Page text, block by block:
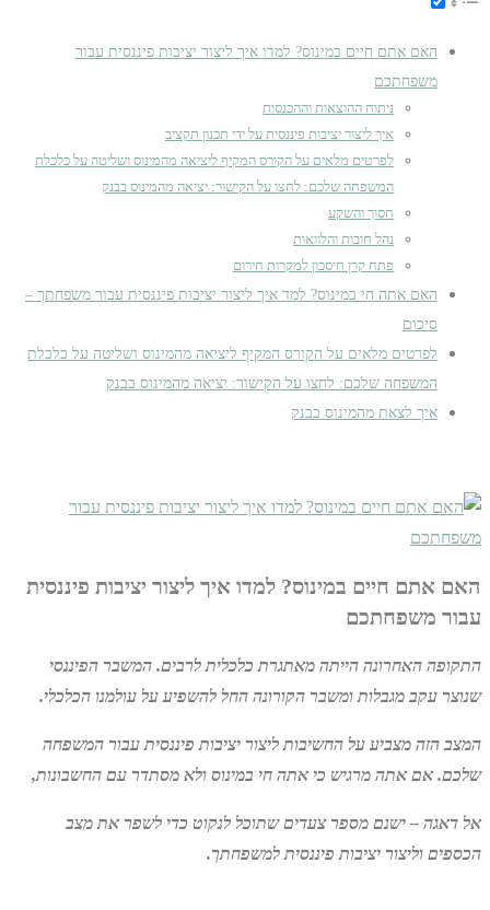
האם אתם חיים במינוס? למדו איך ליצור יציבות פיננסית עבור
משפחתכם
ניתוח ההוצאות וההכנסות
איך ליצור יציבות פיננסית על ידי תכנון תקציב
לפרטים מלאים על הקורס המקיף ליציאה מהמינוס ושליטה על כלכלת
המשפחה שלכם: לחצו על הקישור: יציאה מהמינוס בבנק
חסוך והשקע
נהל חובות והלוואות
פתח קרן חיסכון למקרות חירום
האם אתה חי במינוס? למד איך ליצור יציבות פיננסית עבור משפחתך –
סיכום
לפרטים מלאים על הקורס המקיף ליציאה מהמינוס ושליטה על כלכלת
המשפחה שלכם: לחצו על הקישור: יציאה מהמינוס בבנק
איך לצאת מהמינוס בבנק
האם אתם חיים במינוס? למדו איך ליצור יציבות פיננסית
עבור משפחתכם
התקופה האחרונה הייתה מאתגרת כלכלית לרבים. המשבר הפיננסי
שנוצר עקב מגבלות ומשבר הקורונה החל להשפיע על עולמנו הכלכלי.
המצב הזה מצביע על החשיבות ליצור יציבות פיננסית עבור המשפחה
שלכם. אם אתה מרגיש כי אתה חי במינוס ולא מסתדר עם החשבונות,
אל דאגה – ישנם מספר צעדים שתוכל לנקוט כדי לשפר את מצב
הכספים וליצור יציבות פיננסית למשפחתך.